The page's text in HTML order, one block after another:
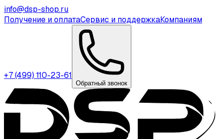
info@dsp-shop.ru
Получение и оплатаСервис и поддержкаКомпаниям
+7 (499) 110-23-61
Обратный звонок